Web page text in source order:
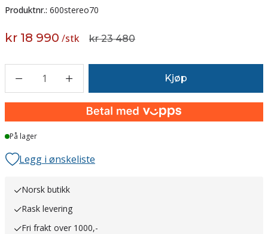
Produktnr.: 600stereo70
kr 18 990 /stk kr 23 480
1 Kjøp
På lager
Legg i ønskeliste
Norsk butikk
Rask levering
Fri frakt over 1000,-